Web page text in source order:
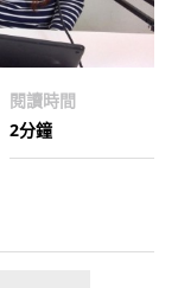
閱讀時間
2分鐘